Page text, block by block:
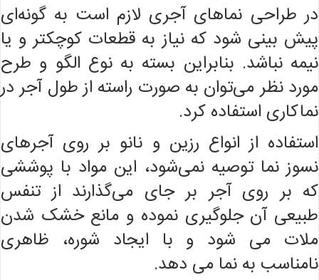
در طراحی نماهای آجری لازم است به گونه‌ای
پیش بینی شود که نیاز به قطعات کوچکتر و یا
نیمه نباشد. بنابراین بسته به نوع الگو و طرح
مورد نظر می‌توان به صورت راسته از طول آجر در
نماکاری استفاده کرد.
استفاده از انواع رزین و نانو بر روی آجرهای
نسوز نما توصیه نمی‌شود، این مواد با پوششی
که بر روی آجر بر جای می‌گذارند از تنفس
طبیعی آن جلوگیری نموده و مانع خشک شدن
ملات می شود و با ایجاد شوره، ظاهری
نامناسب به نما می دهد.